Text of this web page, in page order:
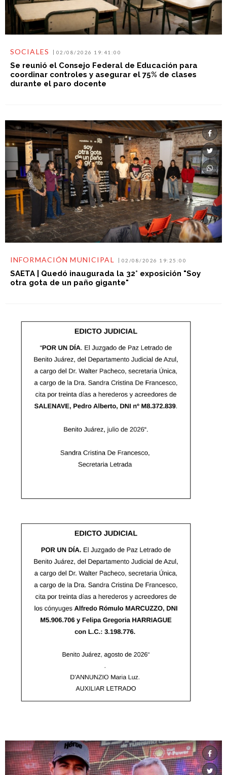
SOCIALES 02/08/2026 19:41:00
Se reunió el Consejo Federal de Educación para
coordinar controles y asegurar el 75% de clases
durante el paro docente
INFORMACIÓN MUNICIPAL 02/08/2026 19:25:00
SAETA | Quedó inaugurada la 32° exposición "Soy
otra gota de un paño gigante"